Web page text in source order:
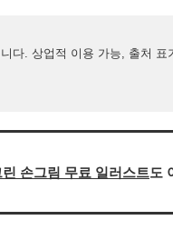
다. 상업적 이용 가능, 출처
손그림 무료 일러스트도